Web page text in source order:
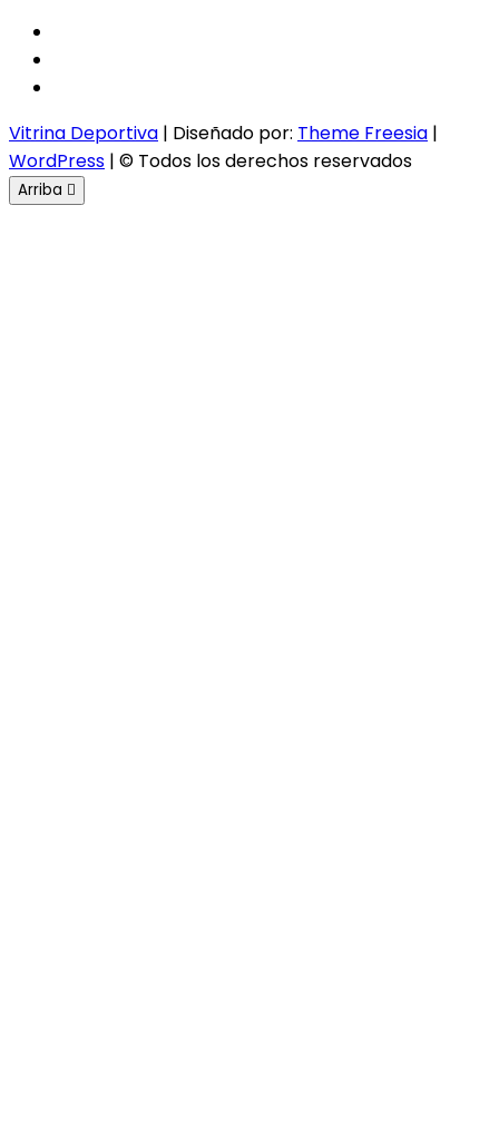
Vitrina Deportiva | Diseñado por: Theme Freesia |
WordPress | © Todos los derechos reservados
Arriba